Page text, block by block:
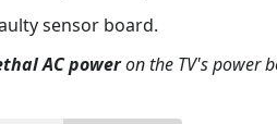
sensor board.
AC poweron the TV's power